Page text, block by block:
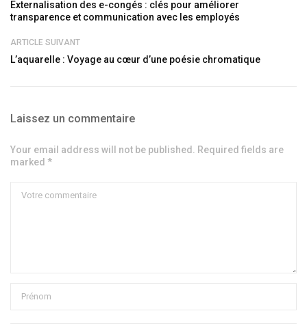
Externalisation des e-congés : clés pour améliorer
transparence et communication avec les employés
ARTICLE SUIVANT
L’aquarelle : Voyage au cœur d’une poésie chromatique
Laissez un commentaire
Your email address will not be published. Required fields are
marked *